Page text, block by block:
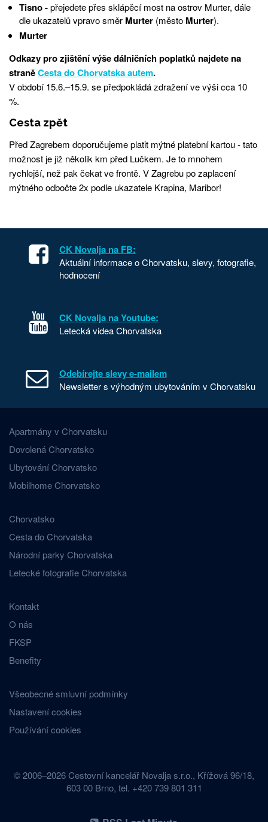
Tisno -přejedete přes sklápěcí most na ostrov Murter, dále
dle ukazatelů vpravo směr Murter(město Murter).
Murter
Odkazy pro zjištění výše dálničních poplatků najdete na
straněCesta do Chorvatska autem.
V období 15.6.–15.9. se předpokládá zdražení ve výši cca 10
%.
Cesta zpět
Před Zagrebem doporučujeme platit mýtné platební kartou - tato
možnost je již několik km před Lučkem. Je to mnohem
rychlejší, než pak čekat ve frontě. V Zagrebu po zaplacení
mýtného odbočte 2x podle ukazatele Krapina, Maribor!
CK Novalja na FB:
Aktuální informace o Chorvatsku, slevy, fotografie,
hodnocení
CK Novalja na Youtube:
Letecká videa Chorvatska
Odebírejte slevy e-mailem
Newsletter s výhodným ubytováním v Chorvatsku
Apartmány v Chorvatsku
Dovolená Chorvatsko
Ubytování Chorvatsko
Mobilhome Chorvatsko
Chorvatsko
Cesta do Chorvatska
Národní parky Chorvatska
Letecké fotografie Chorvatska
Kontakt
O nás
FKSP
Benefity
Všeobecné smluvní podmínky
Nastavení cookies
Používání cookies
© 2006–2026 Cestovní kancelář Novalja s.r.o., Křížová 96/18,
603 00 Brno, tel. +420 739 801 311